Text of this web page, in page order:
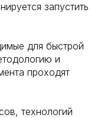
запустить
для быстрой
и
проходят
технологий